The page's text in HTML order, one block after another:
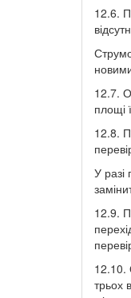
12.6.
12.7.
площі
12.8.
У разі
12.9.
12.10.
трьох